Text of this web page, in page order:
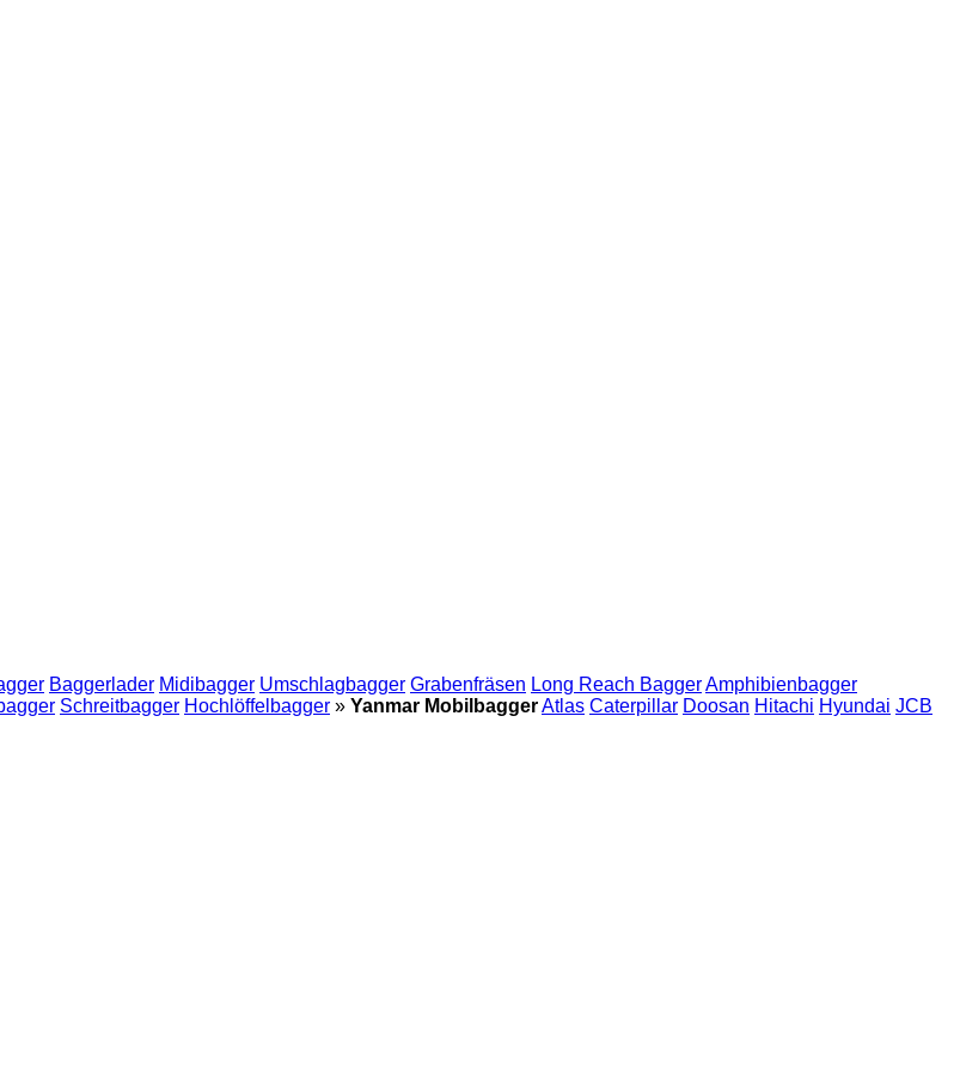
Baggerlader Midibagger Umschlagbagger Grabenfräsen Long Reach BaggerAmphibienbagger
Schreitbagger Hochlöffelbagger » Yanmar MobilbaggerAtlas Caterpillar Doosan Hitachi Hyundai JCB